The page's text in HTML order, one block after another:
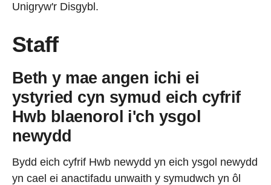
Unigryw'r Disgybl.
Staff
Beth y mae angen ichi ei
ystyried cyn symud eich cyfrif
Hwb blaenorol i'ch ysgol
newydd
Bydd eich cyfrif Hwb newydd yn eich ysgol newydd
yn cael ei anactifadu unwaith y symudwch yn ôl